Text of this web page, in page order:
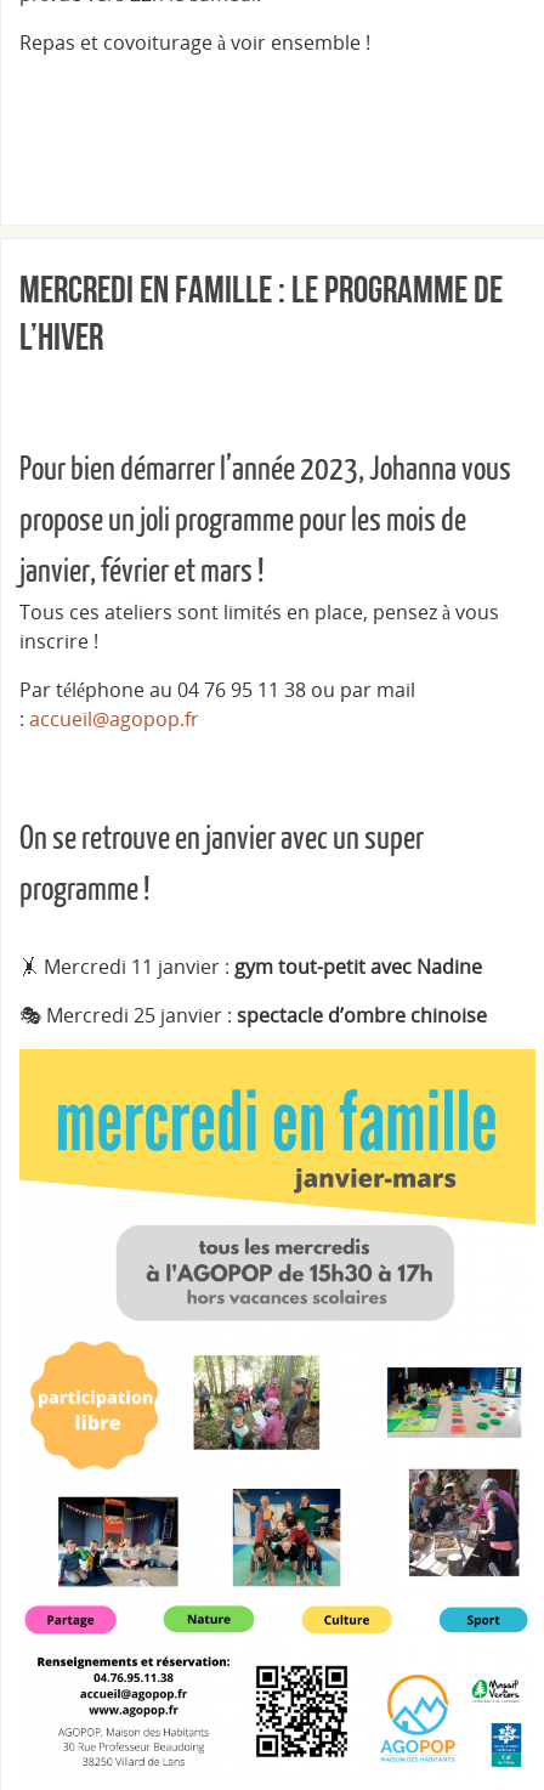
Repas et covoiturage à voir ensemble !
Mercredi en famille : le programme de
l’hiver
Pour bien démarrer l’année 2023, Johanna vous
propose un joli programme pour les mois de
janvier, février et mars !
Tous ces ateliers sont limités en place, pensez à vous
inscrire !
Par téléphone au 04 76 95 11 38 ou par mail
: accueil@agopop.fr
On se retrouve en janvier avec un super
programme !
🤸 Mercredi 11 janvier : gym tout-petit avec Nadine
🎭 Mercredi 25 janvier : spectacle d’ombre chinoise